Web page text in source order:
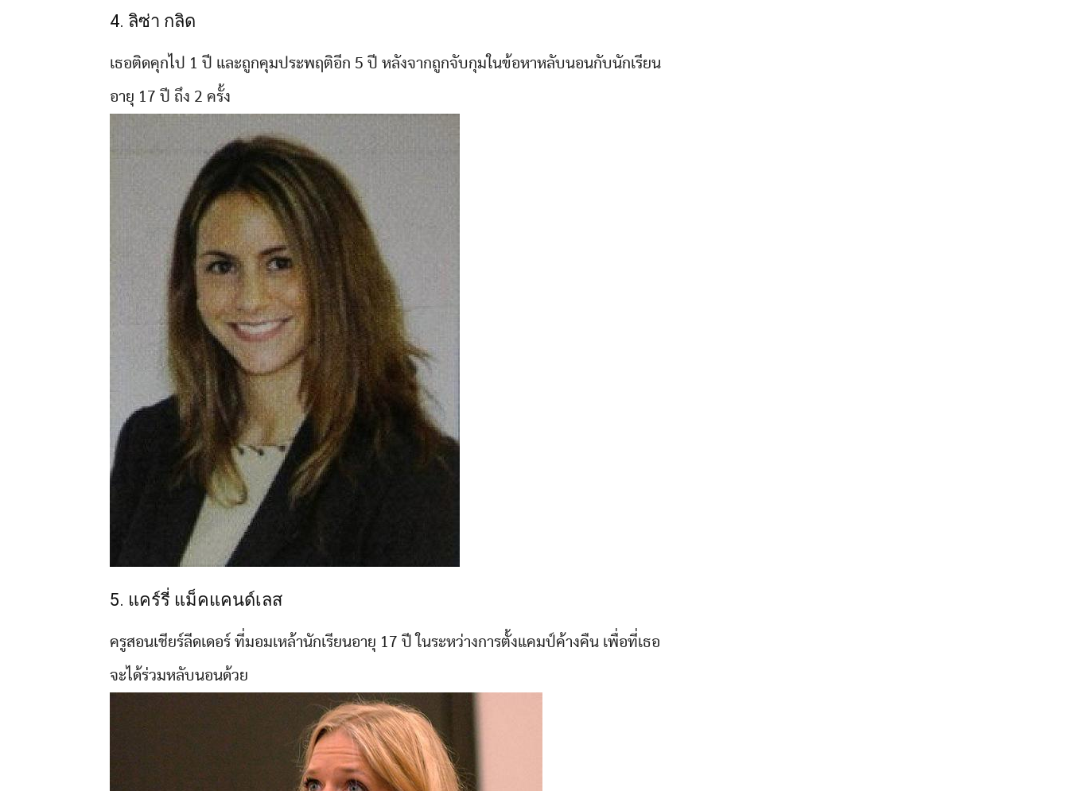
4. ลิซ่า กลิด
เธอติดคุกไป 1 ปี และถูกคุมประพฤติอีก 5 ปี หลังจากถูกจับกุมในข้อหาหลับนอนกับนักเรียน
อายุ 17 ปี ถึง 2 ครั้ง
5. แคร์รี่ แม็คแคนด์เลส
ครูสอนเชียร์ลีดเดอร์ ที่มอมเหล้านักเรียนอายุ 17 ปี ในระหว่างการตั้งแคมป์ค้างคืน เพื่อที่เธอ
จะได้ร่วมหลับนอนด้วย